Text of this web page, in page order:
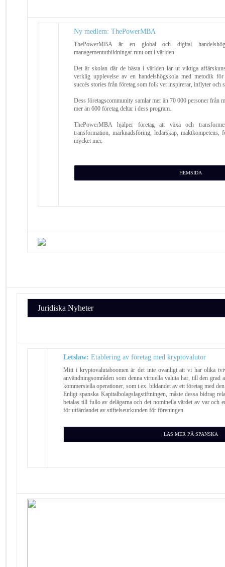
Ny medlem: ThePowerMBA
ThePowerMBA är en global och digital
managementutbildningar runt om i världen.
Det är skolan där de bästa i världen lär ut viktiga
verklig upplevelse av en handelshögskola med metodik
succés stories från företag som folk vet inspirerar, inflyter och
Dess företagscommunity samlar mer än 70 000 personer från
mer än 600 företag deltar i dess program.
ThePowerMBA hjälper företag att växa och
transformation, marknadsföring, ledarskap,
mycket mer.
HEMSIDA
Juridiska Nyheter
Letslaw:Etablering av företag med kryptovalutor
Mitt i kryptovalutaboomen är det inte ovanligt att vi har olika
användningsområden som denna virtuella valuta har, till den
kommersiella operationer, som t.ex. bildandet av ett företag med
Enligt spanska Kapitalbolagslagstiftningen, måste dessa bidrag
betalas till fullo av delägarna och det nominella värdet av var och
för utfärdandet av stiftelseurkunden för föreningen.
LÄS MER PÅ SPANSKA